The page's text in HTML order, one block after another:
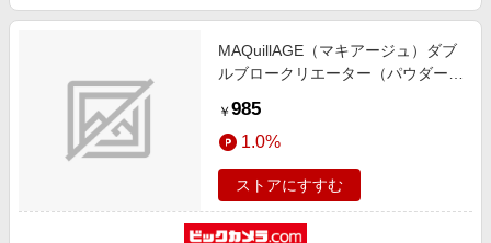
MAQuillAGE（マキアージュ）ダブ
ルブロークリエーター（パウダー）
ロウ〕
￥ 985
1.0%
ストアにすすむ